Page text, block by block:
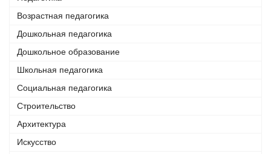
Возрастная педагогика
Дошкольная педагогика
Дошкольное образование
Школьная педагогика
Социальная педагогика
Строительство
Архитектура
Искусство